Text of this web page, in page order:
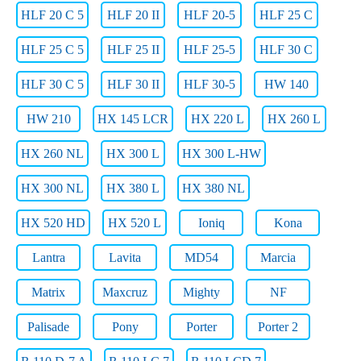
HLF 20 C 5 HLF 20 II HLF 20-5 HLF 25 C
HLF 25 C 5 HLF 25 II HLF 25-5 HLF 30 C
HLF 30 C 5 HLF 30 II HLF 30-5 HW 140
HW 210 HX 145 LCR HX 220 L HX 260 L
HX 260 NL HX 300 L HX 300 L-HW
HX 300 NL HX 380 L HX 380 NL
HX 520 HD HX 520 L Ioniq Kona
Lantra Lavita MD54 Marcia
Matrix Maxcruz Mighty NF
Palisade Pony Porter Porter 2